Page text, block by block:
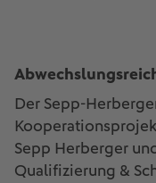
Der Sepp-
Sepp Herberger
Qualifizierung &